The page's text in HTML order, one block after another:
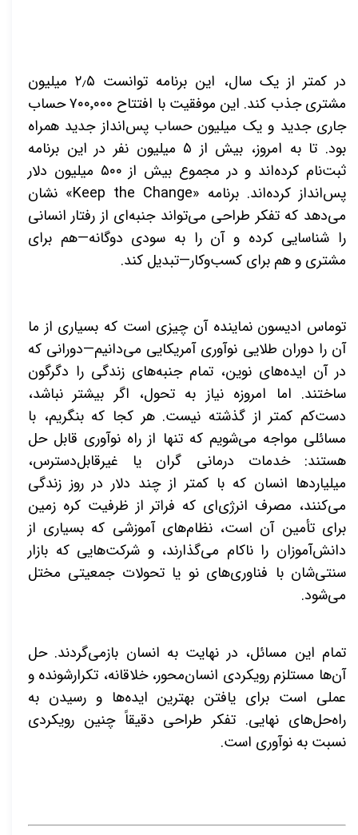
در کمتر از یک سال، این برنامه توانست ۲٫۵ میلیون
مشتری جذب کند. این موفقیت با افتتاح ۷۰۰٬۰۰۰ حساب
جاری جدید و یک میلیون حساب پس‌انداز جدید همراه
بود. تا به امروز، بیش از ۵ میلیون نفر در این برنامه
ثبت‌نام کرده‌اند و در مجموع بیش از ۵۰۰ میلیون دلار
پس‌انداز کرده‌اند. برنامه «Keep the Change» نشان
می‌دهد که تفکر طراحی می‌تواند جنبه‌ای از رفتار انسانی
را شناسایی کرده و آن را به سودی دوگانه—هم برای
مشتری و هم برای کسب‌وکار—تبدیل کند.
توماس ادیسون نماینده آن چیزی است که بسیاری از ما
آن را دوران طلایی نوآوری آمریکایی می‌دانیم—دورانی که
در آن ایده‌های نوین، تمام جنبه‌های زندگی را دگرگون
ساختند. اما امروزه نیاز به تحول، اگر بیشتر نباشد،
دست‌کم کمتر از گذشته نیست. هر کجا که بنگریم، با
مسائلی مواجه می‌شویم که تنها از راه نوآوری قابل حل
هستند: خدمات درمانی گران یا غیرقابل‌دسترس،
میلیاردها انسان که با کمتر از چند دلار در روز زندگی
می‌کنند، مصرف انرژی‌ای که فراتر از ظرفیت کره زمین
برای تأمین آن است، نظام‌های آموزشی که بسیاری از
دانش‌آموزان را ناکام می‌گذارند، و شرکت‌هایی که بازار
سنتی‌شان با فناوری‌های نو یا تحولات جمعیتی مختل
می‌شود.
تمام این مسائل، در نهایت به انسان بازمی‌گردند. حل
آن‌ها مستلزم رویکردی انسان‌محور، خلاقانه، تکرارشونده و
عملی است برای یافتن بهترین ایده‌ها و رسیدن به
راه‌حل‌های نهایی. تفکر طراحی دقیقاً چنین رویکردی
نسبت به نوآوری است.